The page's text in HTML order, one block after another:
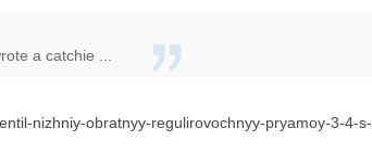
a catchie ...
nizhniy-obratnyy-regulirovochnyy-pryamoy-3-4-